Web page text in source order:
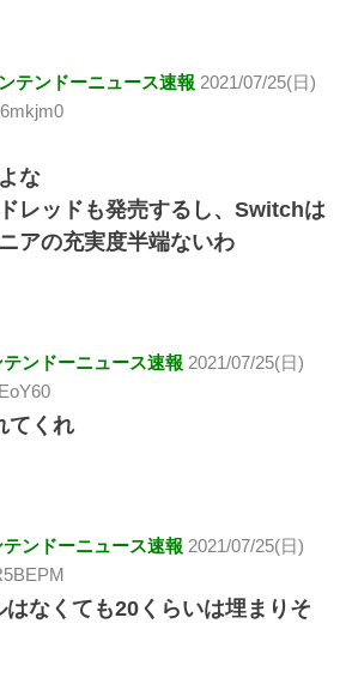
テンドーニュース速報 2021/07/25(日)
な
レッドも発売するし、Switchは
アの充実度半端ないわ
ンドーニュース速報 2021/07/25(日)
てくれ
ンドーニュース速報 2021/07/25(日)
なくても20くらいは埋まりそ